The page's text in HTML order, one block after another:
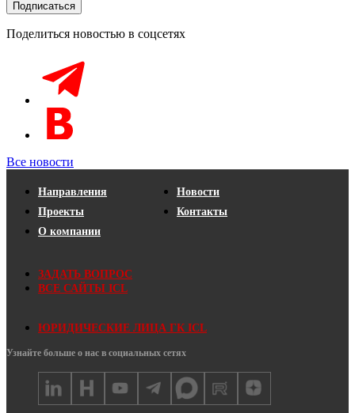
Поделиться новостью в соцсетях
Все новости
Направления
Проекты
О компании
Новости
Контакты
ЗАДАТЬ ВОПРОС
ВСЕ САЙТЫ ICL
ЮРИДИЧЕСКИЕ ЛИЦА ГК ICL
Узнайте больше о нас в социальных сетях